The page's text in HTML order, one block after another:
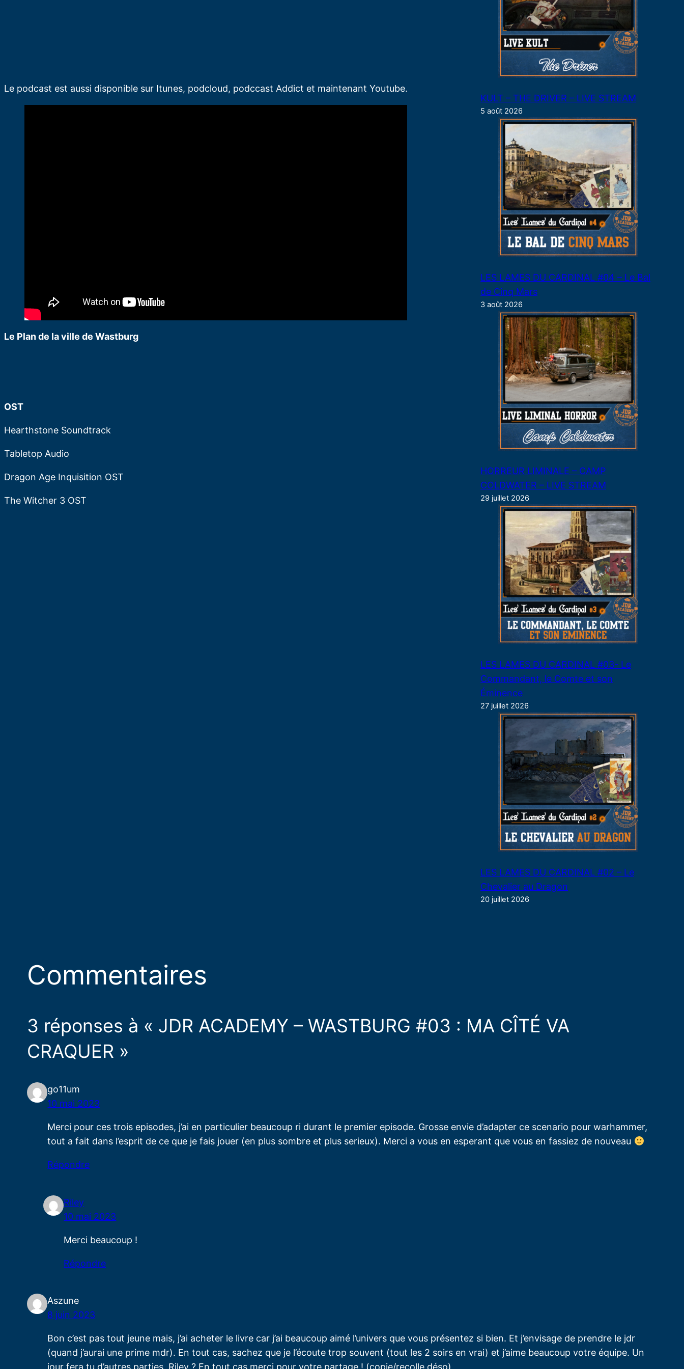
Le podcast est aussi disponible sur Itunes, podcloud, podccast Addict et maintenant Youtube.
Le Plan de la ville de Wastburg
OST
Hearthstone Soundtrack
Tabletop Audio
Dragon Age Inquisition OST
The Witcher 3 OST
KULT – THE DRIVER – LIVE STREAM
5 août 2026
LES LAMES DU CARDINAL #04 – Le Bal
de Cinq Mars
3 août 2026
HORREUR LIMINALE – CAMP
COLDWATER – LIVE STREAM
29 juillet 2026
LES LAMES DU CARDINAL #03- Le
Commandant, le Comte et son
Éminence
27 juillet 2026
LES LAMES DU CARDINAL #02 – Le
Chevalier au Dragon
20 juillet 2026
Commentaires
3 réponses à « JDR ACADEMY – WASTBURG #03 : MA CÎTÉ VA
CRAQUER »
go11um
10 mai 2023
Merci pour ces trois episodes, j’ai en particulier beaucoup ri durant le premier episode. Grosse envie d’adapter ce scenario pour warhammer,
tout a fait dans l’esprit de ce que je fais jouer (en plus sombre et plus serieux). Merci a vous en esperant que vous en fassiez de nouveau
Répondre
Riley
10 mai 2023
Merci beaucoup !
Répondre
Aszune
8 juin 2023
Bon c’est pas tout jeune mais, j’ai acheter le livre car j’ai beaucoup aimé l’univers que vous présentez si bien. Et j’envisage de prendre le jdr
(quand j’aurai une prime mdr). En tout cas, sachez que je l’écoute trop souvent (tout les 2 soirs en vrai) et j’aime beaucoup votre équipe. Un
jour fera tu d’autres parties, Riley ? En tout cas merci pour votre partage ! (copie/recolle déso)